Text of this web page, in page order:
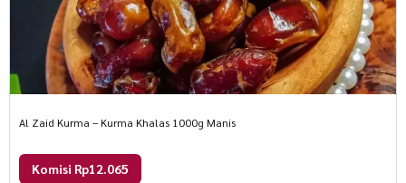
Al Zaid Kurma – Kurma Khalas 1000g Manis
Komisi Rp12.065